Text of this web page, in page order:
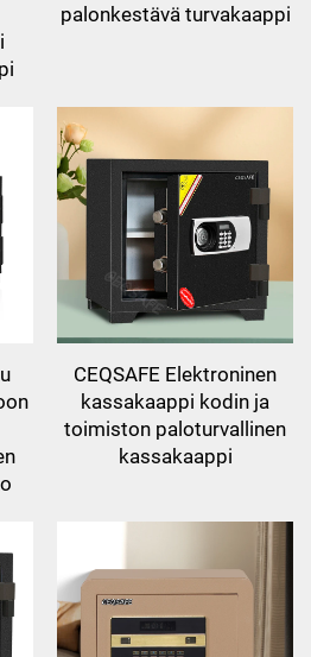
palonkestävä turvakaappi
CEQSAFE Elektroninen
kassakaappi kodin ja
toimiston paloturvallinen
kassakaappi